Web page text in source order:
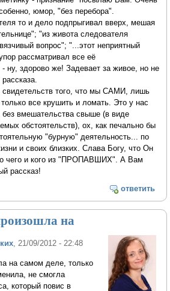
юмор, "без перебора".
то и дело подпрыгивал вверх, мешая
"из живота следователя
вопрос"; "...этот неприятный
рассматривал все её
- ну, здорово же! Задевает за живое, но не
свидетельств того, что мы САМИ, лишь
все крушить и ломать. Это у нас
вмешательства свыше (в виде
обстоятельств), ох, как печально бы
"бурную" деятельность... по
и своих близких. Слава Богу, что Он
чего и кого из "ПРОПАВШИХ". А Вам
рассказ!
ответить
на
, 21/09/2012 - 22:48
на самом деле, только
не смогла
который повис в